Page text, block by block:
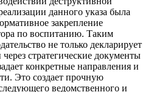
данного указа была
закрепление
по воспитанию. Таким
не только декларирует
стратегические документы
конкретные направления и
Это создает прочную
ведомственного и